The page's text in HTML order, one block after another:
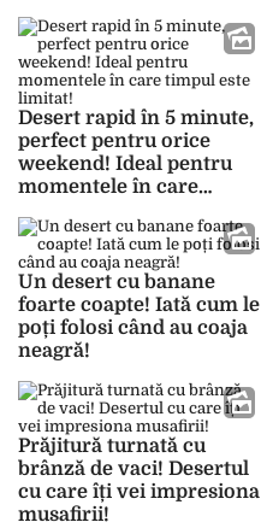
Desert rapid în 5 minute,
perfect pentru orice
weekend! Ideal pentru
momentele în care
Un desert cu banane
foarte coapte! Iată cum le
poți folosi când au coaja
neagră!
Prăjitură turnată cu
brânză de vaci! Desertul
cu care îți vei impresiona
musafirii!